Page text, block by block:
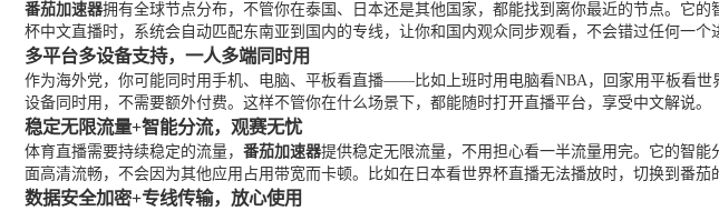
番茄加速器拥有全球节点分布，不管你在泰国、日本还是其他国家，都能找到离你最近的节点。它
杯中文直播时，系统会自动匹配东南亚到国内的专线，让你和国内观众同步观看，不会错过任何一个
多平台多设备支持，一人多端同时用
作为海外党，你可能同时用手机、电脑、平板看直播——比如上班时用电脑看NBA，回家用平板看世
设备同时用，不需要额外付费。这样不管你在什么场景下，都能随时打开直播平台，享受中文解说。
稳定无限流量+智能分流，观赛无忧
体育直播需要持续稳定的流量， 番茄加速器提供稳定无限流量，不用担心看一半流量用完。它的智
面高清流畅，不会因为其他应用占用带宽而卡顿。比如在日本看世界杯直播无法播放时，切换到番茄
数据安全加密+专线传输，放心使用